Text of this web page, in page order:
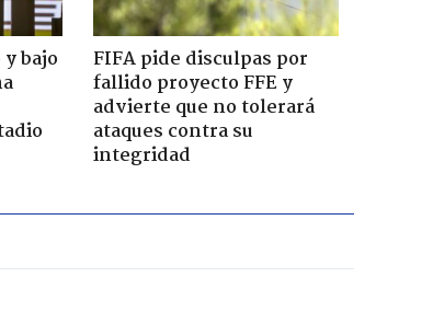
bajo
FIFA pide disculpas por
fallido proyecto FFE y
advierte que no tolerará
ataques contra su
integridad